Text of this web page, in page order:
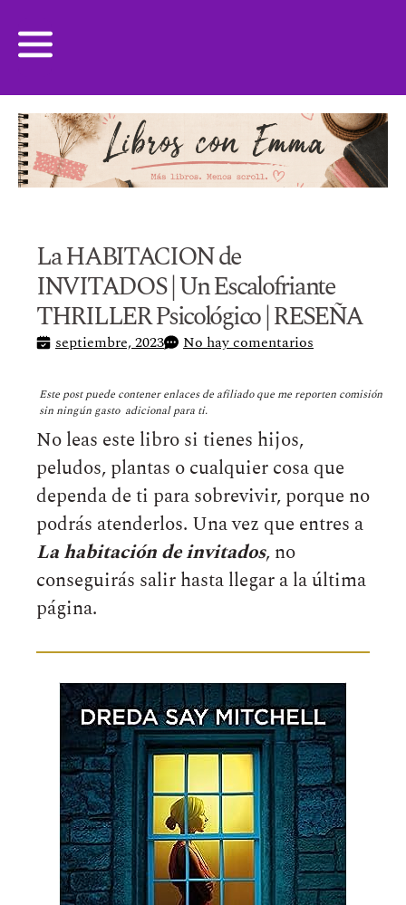
La HABITACION de
INVITADOS | Un Escalofriante
THRILLER Psicológico | RESEÑA
septiembre, 2023 No hay comentarios
Este post puede contener enlaces de afiliado que me reporten comisión
sin ningún gasto adicional para ti.
No leas este libro si tienes hijos,
peludos, plantas o cualquier cosa que
dependa de ti para sobrevivir, porque no
podrás atenderlos. Una vez que entres a
La habitación de invitados, no
conseguirás salir hasta llegar a la última
página.